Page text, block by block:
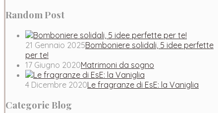
Random Post
21 Gennaio 2025Bomboniere solidali, 5 idee perfette
per te!
17 Giugno 2020Matrimoni da sogno
4 Dicembre 2020Le fragranze di EsE: la Vaniglia
Categorie Blog